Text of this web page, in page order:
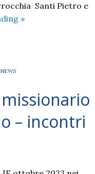
Santi Pietro e
2024
diocesi
di
Como
»
NEWS
missionario
– incontri